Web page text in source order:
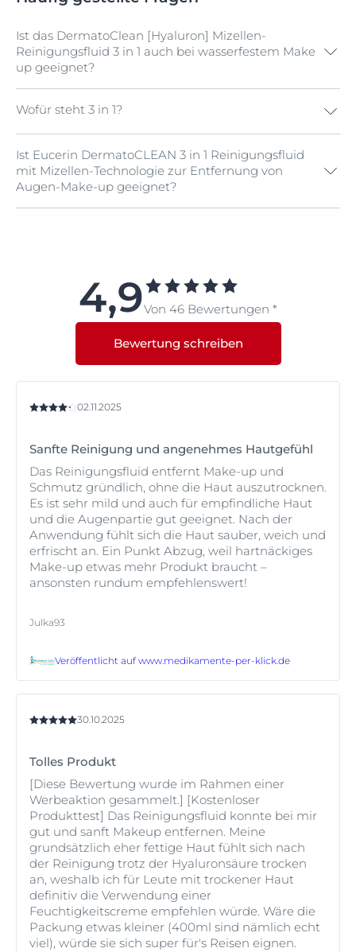
Ist das DermatoClean [Hyaluron] Mizellen-
Reinigungsfluid 3 in 1 auch bei wasserfestem Make
up geeignet?
Ja, das Eucerin DermatoClean [Hyaluron]
als auch wasserfestes Make-Up sanft.
Wofür steht 3 in 1?
Eucerin DermatoClean [Hyaluron] Mizellen-
Reinigungsfluid 3 in 1 ist eine schnelle und
angenehme Reinigungslösung, die drei Vorteile in
einem Produkt bietet:
Ist Eucerin DermatoCLEAN 3 in 1 Reinigungsfluid
mit Mizellen-Technologie zur Entfernung von
Augen-Make-up geeignet?
4,9Von 46 Bewertungen *
Bewertung schreiben
02.11.2025
Sanfte Reinigung und angenehmes Hautgefühl
Das Reinigungsfluid entfernt Make-up und
Schmutz gründlich, ohne die Haut auszutrocknen.
Es ist sehr mild und auch für empfindliche Haut
und die Augenpartie gut geeignet. Nach der
Anwendung fühlt sich die Haut sauber, weich und
erfrischt an. Ein Punkt Abzug, weil hartnäckiges
Make-up etwas mehr Produkt braucht –
ansonsten rundum empfehlenswert!
Julka93
Veröffentlicht auf www.medikamente-per-klick.de
30.10.2025
Tolles Produkt
[Diese Bewertung wurde im Rahmen einer
Werbeaktion gesammelt.] [Kostenloser
Produkttest] Das Reinigungsfluid konnte bei mir
gut und sanft Makeup entfernen. Meine
grundsätzlich eher fettige Haut fühlt sich nach
der Reinigung trotz der Hyaluronsäure trocken
an, weshalb ich für Leute mit trockener Haut
definitiv die Verwendung einer
Feuchtigkeitscreme empfehlen würde. Wäre die
Packung etwas kleiner (400ml sind nämlich echt
viel), würde sie sich super für's Reisen eignen.